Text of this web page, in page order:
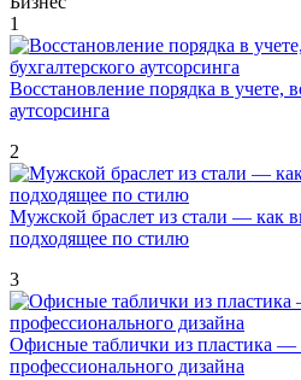
1
Восстановление порядка в учете,
аутсорсинга
2
Мужской браслет из стали — как
подходящее по стилю
3
Офисные таблички из пластика
профессионального дизайна